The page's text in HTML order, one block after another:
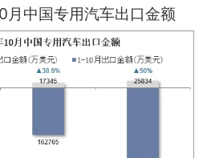
中国专用汽车出口金额